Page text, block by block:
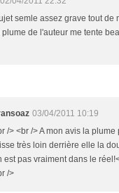
semle assez grave tout de
de l'auteur me tente
03/04/2011 10:19
/> <br /> A mon avis la
très loin derrière elle la
est pas vraiment dans le
/>